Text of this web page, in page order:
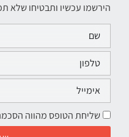
הירשמו עכשיו ותבטיחו
שליחת הטופס מהווה